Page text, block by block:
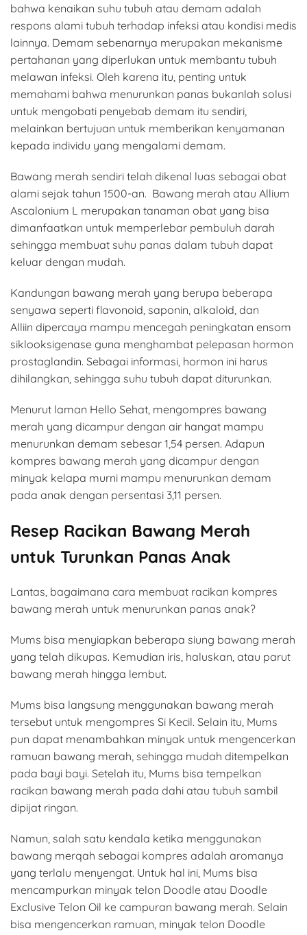
bahwa kenaikan suhu tubuh atau demam adalah
respons alami tubuh terhadap infeksi atau kondisi medis
lainnya. Demam sebenarnya merupakan mekanisme
pertahanan yang diperlukan untuk membantu tubuh
melawan infeksi. Oleh karena itu, penting untuk
memahami bahwa menurunkan panas bukanlah solusi
untuk mengobati penyebab demam itu sendiri,
melainkan bertujuan untuk memberikan kenyamanan
kepada individu yang mengalami demam.
Bawang merah sendiri telah dikenal luas sebagai obat
alami sejak tahun 1500-an. Bawang merah atau Allium
Ascalonium L merupakan tanaman obat yang bisa
dimanfaatkan untuk memperlebar pembuluh darah
sehingga membuat suhu panas dalam tubuh dapat
keluar dengan mudah.
Kandungan bawang merah yang berupa beberapa
senyawa seperti flavonoid, saponin, alkaloid, dan
Alliin dipercaya mampu mencegah peningkatan ensom
siklooksigenase guna menghambat pelepasan hormon
prostaglandin. Sebagai informasi, hormon ini harus
dihilangkan, sehingga suhu tubuh dapat diturunkan.
Menurut laman Hello Sehat, mengompres bawang
merah yang dicampur dengan air hangat mampu
menurunkan demam sebesar 1,54 persen. Adapun
kompres bawang merah yang dicampur dengan
minyak kelapa murni mampu menurunkan demam
pada anak dengan persentasi 3,11 persen.
Resep Racikan Bawang Merah
untuk Turunkan Panas Anak
Lantas, bagaimana cara membuat racikan kompres
bawang merah untuk menurunkan panas anak?
Mums bisa menyiapkan beberapa siung bawang merah
yang telah dikupas. Kemudian iris, haluskan, atau parut
bawang merah hingga lembut.
Mums bisa langsung menggunakan bawang merah
tersebut untuk mengompres Si Kecil. Selain itu, Mums
pun dapat menambahkan minyak untuk mengencerkan
ramuan bawang merah, sehingga mudah ditempelkan
pada bayi bayi. Setelah itu, Mums bisa tempelkan
racikan bawang merah pada dahi atau tubuh sambil
dipijat ringan.
Namun, salah satu kendala ketika menggunakan
bawang merqah sebagai kompres adalah aromanya
yang terlalu menyengat. Untuk hal ini, Mums bisa
mencampurkan minyak telon Doodle atau Doodle
Exclusive Telon Oil ke campuran bawang merah. Selain
bisa mengencerkan ramuan, minyak telon Doodle